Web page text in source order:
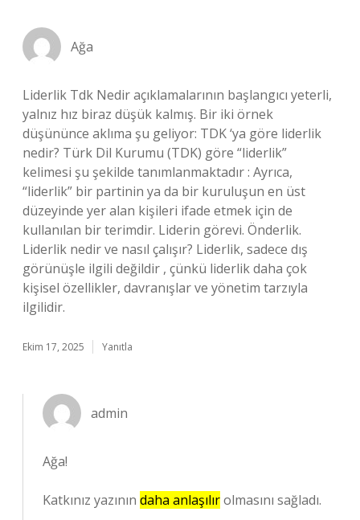
Ağa
Liderlik Tdk Nedir açıklamalarının başlangıcı yeterli,
yalnız hız biraz düşük kalmış. Bir iki örnek
düşününce aklıma şu geliyor: TDK ‘ya göre liderlik
nedir? Türk Dil Kurumu (TDK) göre “liderlik”
kelimesi şu şekilde tanımlanmaktadır : Ayrıca,
“liderlik” bir partinin ya da bir kuruluşun en üst
düzeyinde yer alan kişileri ifade etmek için de
kullanılan bir terimdir. Liderin görevi. Önderlik.
Liderlik nedir ve nasıl çalışır? Liderlik, sadece dış
görünüşle ilgili değildir , çünkü liderlik daha çok
kişisel özellikler, davranışlar ve yönetim tarzıyla
ilgilidir.
Ekim 17, 2025 Yanıtla
admin
Ağa!
Katkınız yazının daha anlaşılırolmasını sağladı.